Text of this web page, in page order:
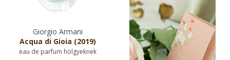
Giorgio Armani
Acqua di Gioia (2019)
eau de parfum hölgyeknek